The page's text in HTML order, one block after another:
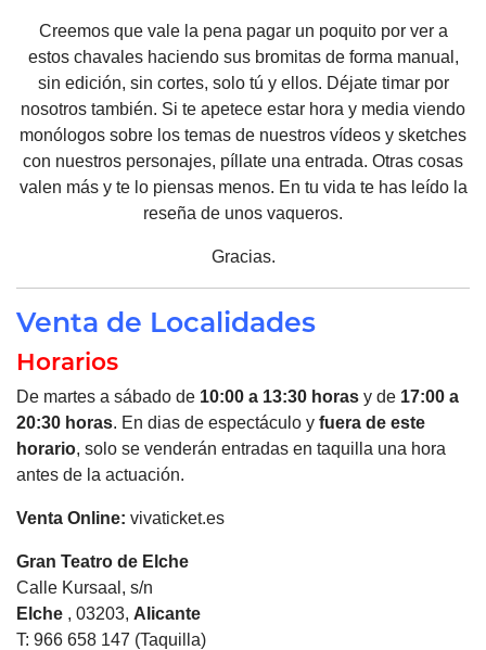
Creemos que vale la pena pagar un poquito por ver a
estos chavales haciendo sus bromitas de forma manual,
sin edición, sin cortes, solo tú y ellos. Déjate timar por
nosotros también. Si te apetece estar hora y media viendo
monólogos sobre los temas de nuestros vídeos y sketches
con nuestros personajes, píllate una entrada. Otras cosas
valen más y te lo piensas menos. En tu vida te has leído la
reseña de unos vaqueros.
Gracias.
Venta de Localidades
Horarios
De martes a sábado de 10:00 a 13:30 horas y de 17:00 a
20:30 horas. En dias de espectáculo y fuera de este
horario, solo se venderán entradas en taquilla una hora
antes de la actuación.
Venta Online: vivaticket.es
Gran Teatro de Elche
Calle Kursaal, s/n
Elche , 03203, Alicante
T: 966 658 147 (Taquilla)